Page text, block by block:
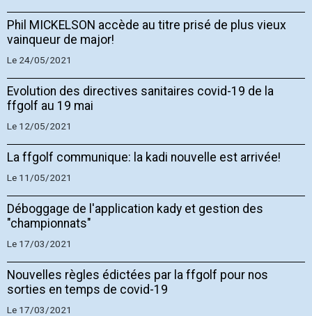
Phil MICKELSON accède au titre prisé de plus vieux
vainqueur de major!
Le 24/05/2021
Evolution des directives sanitaires covid-19 de la
ffgolf au 19 mai
Le 12/05/2021
La ffgolf communique: la kadi nouvelle est arrivée!
Le 11/05/2021
Déboggage de l'application kady et gestion des
"championnats"
Le 17/03/2021
Nouvelles règles édictées par la ffgolf pour nos
sorties en temps de covid-19
Le 17/03/2021